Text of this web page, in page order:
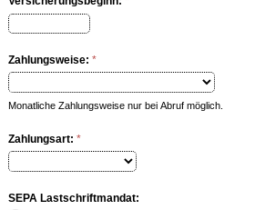
Zahlungsweise: *
Monatliche Zahlungsweise nur bei Abruf möglich.
Zahlungsart: *
SEPA Lastschriftmandat: